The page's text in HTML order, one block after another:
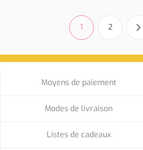
1 2
Moyens de paiement
Modes de livraison
Listes de cadeaux